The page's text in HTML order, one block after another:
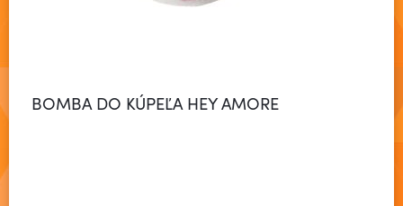
BOMBA DO KÚPEĽA HEY AMORE